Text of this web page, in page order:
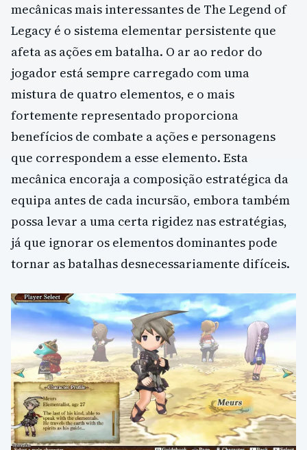
mecânicas mais interessantes de The Legend of
Legacy é o sistema elementar persistente que
afeta as ações em batalha. O ar ao redor do
jogador está sempre carregado com uma
mistura de quatro elementos, e o mais
fortemente representado proporciona
benefícios de combate a ações e personagens
que correspondem a esse elemento. Esta
mecânica encoraja a composição estratégica da
equipa antes de cada incursão, embora também
possa levar a uma certa rigidez nas estratégias,
já que ignorar os elementos dominantes pode
tornar as batalhas desnecessariamente difíceis.